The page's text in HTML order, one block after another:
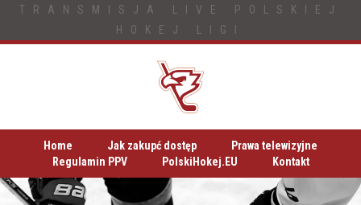
TRANSMISJA LIVE POLSKIEJ
HOKEJ LIGI
Home Jak zakupć dostęp
Prawa telewizyjne
Regulamin PPV
PolskiHokej.EU Kontakt